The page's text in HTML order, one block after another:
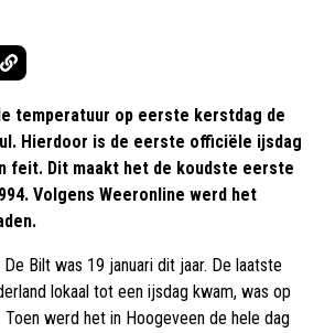
temperatuur op eerste kerstdag de
Hierdoor is de eerste officiële ijsdag
feit. Dit maakt het de koudste eerste
Volgens Weeronline werd het
Bilt was 19 januari dit jaar. De laatste
lokaal tot een ijsdag kwam, was op
werd het in Hoogeveen de hele dag